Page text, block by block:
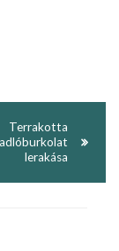
Terrakotta
lerakása